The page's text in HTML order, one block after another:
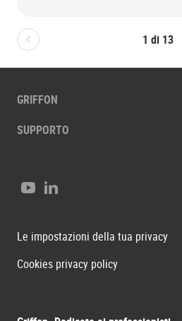
1 di 13
Bolton.General.PreviousSlide
GRIFFON
SUPPORTO
YouTubeLinkedIn
Le impostazioni della tua privacy
Cookies privacy policy